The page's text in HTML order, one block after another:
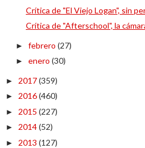
Crítica de "El Viejo Logan", sin
Crítica de "Afterschool", la
► febrero (27)
► enero (30)
► 2017(359)
► 2016(460)
► 2015 (227)
► 2014(52)
► 2013 (127)